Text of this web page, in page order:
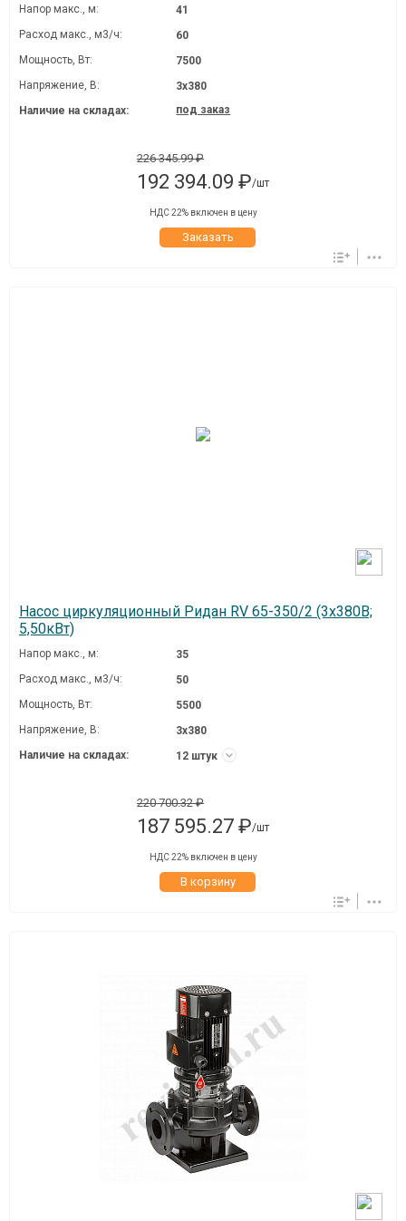
Напор макс., м:
41
Расход макс., м3/ч:
60
Мощность, Вт:
7500
Напряжение, В:
3х380
Наличие на складах:
под заказ
226 345.99 ₽
192 394.09 ₽/шт
НДС 22% включен в цену
Заказать
Насос циркуляционный Ридан RV 65-350/2 (3х380В;
5,50кВт)
Напор макс., м:
35
Расход макс., м3/ч:
50
Мощность, Вт:
5500
Напряжение, В:
3х380
Наличие на складах:
12 штук
220 700.32 ₽
187 595.27 ₽/шт
НДС 22% включен в цену
В корзину